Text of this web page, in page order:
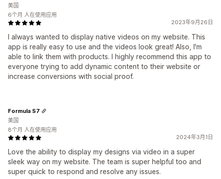
2023年9月26日
I always wanted to display native videos on my website. This
app is really easy to use and the videos look great! Also, I'm
able to link them with products. I highly recommend this app to
everyone trying to add dynamic content to their website or
increase conversions with social proof.
美国
6个月 人在使用应用
2024年3月1日
Love the ability to display my designs via video in a super
sleek way on my website. The team is super helpful too and
super quick to respond and resolve any issues.
Formula S7
美国
8个月 人在使用应用